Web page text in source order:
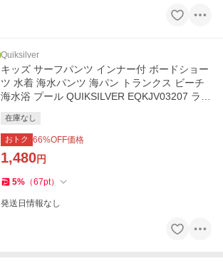
Quiksilver
キッズ サーフパンツ インナー付 ボードショー
ツ 水着 海水パンツ 海パン トランクス ビーチ
海水浴 プール QUIKSILVER EQKJV03207 ラス
在庫なし
おトク 66%OFF価格
1,480円
5% （67pt）
発送日情報なし